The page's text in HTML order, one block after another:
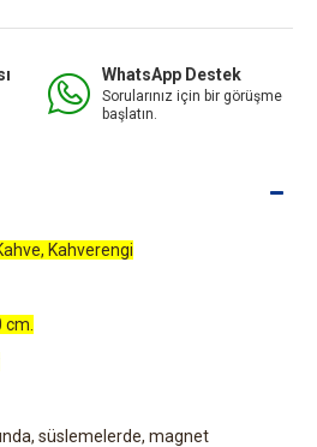
WhatsApp Destek
Sorularınız için bir görüşme
başlatın.
Kahverengi
süslemelerde, magnet